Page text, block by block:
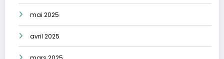
mai 2025
avril 2025